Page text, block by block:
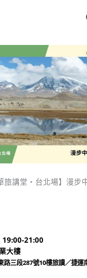
旅講堂‧台北場】漫步
19:00-21:00
大樓
路三段287號10樓旅讀／捷運